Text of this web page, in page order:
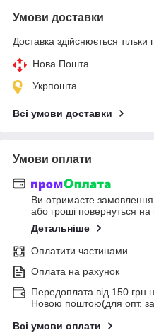
Умови доставки
Доставка здійснюється тільки
Нова Пошта
Укрпошта
Всі умови доставки
Умови оплати
Ви отримаєте замовлення
або гроші повернуться на
Детальніше
Оплатити частинами
Оплата на рахунок
Передоплата від 150 грн
Новою поштою(для опт.
Всі умови оплати